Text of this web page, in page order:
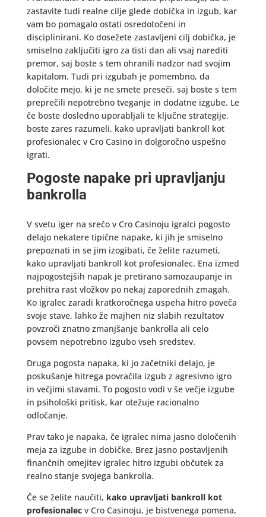
zastavite tudi realne cilje glede dobička in izgub, kar
vam bo pomagalo ostati osredotočeni in
disciplinirani. Ko dosežete zastavljeni cilj dobička, je
smiselno zaključiti igro za tisti dan ali vsaj narediti
premor, saj boste s tem ohranili nadzor nad svojim
kapitalom. Tudi pri izgubah je pomembno, da
določite mejo, ki je ne smete preseči, saj boste s tem
preprečili nepotrebno tveganje in dodatne izgube. Le
če boste dosledno uporabljali te ključne strategije,
boste zares razumeli, kako upravljati bankroll kot
profesionalec v Cro Casino in dolgoročno uspešno
igrati.
Pogoste napake pri upravljanju
bankrolla
V svetu iger na srečo v Cro Casinoju igralci pogosto
delajo nekatere tipične napake, ki jih je smiselno
prepoznati in se jim izogibati, če želite razumeti,
kako upravljati bankroll kot profesionalec. Ena izmed
najpogostejših napak je pretirano samozaupanje in
prehitra rast vložkov po nekaj zaporednih zmagah.
Ko igralec zaradi kratkoročnega uspeha hitro poveča
svoje stave, lahko že majhen niz slabih rezultatov
povzroči znatno zmanjšanje bankrolla ali celo
povsem nepotrebno izgubo vseh sredstev.
Druga pogosta napaka, ki jo začetniki delajo, je
poskušanje hitrega povračila izgub z agresivno igro
in večjimi stavami. To pogosto vodi v še večje izgube
in psihološki pritisk, kar otežuje racionalno
odločanje.
Prav tako je napaka, če igralec nima jasno določenih
meja za izgube in dobičke. Brez jasno postavljenih
finančnih omejitev igralec hitro izgubi občutek za
realno stanje svojega bankrolla.
Če se želite naučiti, kako upravljati bankroll kot
profesionalecv Cro Casinoju, je bistvenega pomena,